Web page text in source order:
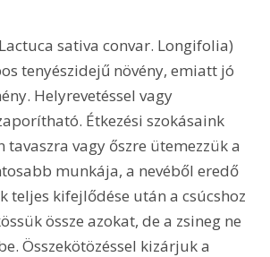
sativa convar. Longifolia)
tenyészidejű növény, emiatt jó
Helyrevetéssel vagy
Étkezési szokásaink
vagy őszre ütemezzük a
munkája, a nevéből eredő
teljes kifejlődése után a csúcshoz
össze azokat, de a zsineg ne
Összekötözéssel kizárjuk a